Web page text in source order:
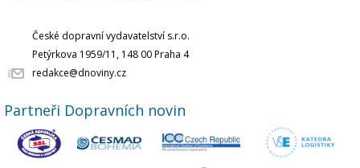
České dopravní vydavatelství s.r.o.
Petýrkova 1959/11, 148 00 Praha 4
redakce@dnoviny.cz
Partneři Dopravních novin